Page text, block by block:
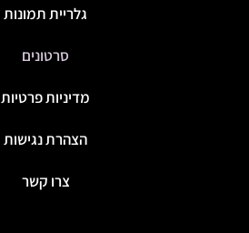
גלריית תמונות
סרטונים
מדיניות פרטיות
הצהרת נגישות
צרו קשר